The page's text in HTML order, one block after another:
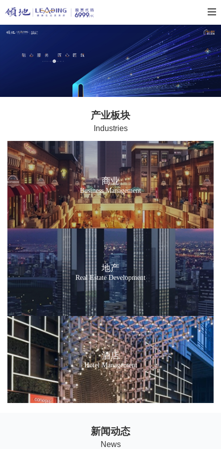
产业板块
Industries
商业
Business Management
地产
Real Estate Development
酒店
Hotel Management
新闻动态
News